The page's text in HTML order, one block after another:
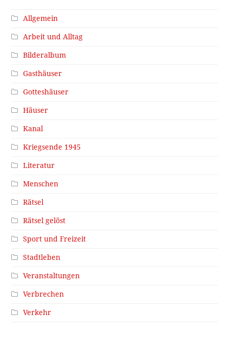
Allgemein
Arbeit und Alltag
Bilderalbum
Gasthäuser
Gotteshäuser
Häuser
Kanal
Kriegsende 1945
Literatur
Menschen
Rätsel
Rätsel gelöst
Sport und Freizeit
Stadtleben
Veranstaltungen
Verbrechen
Verkehr